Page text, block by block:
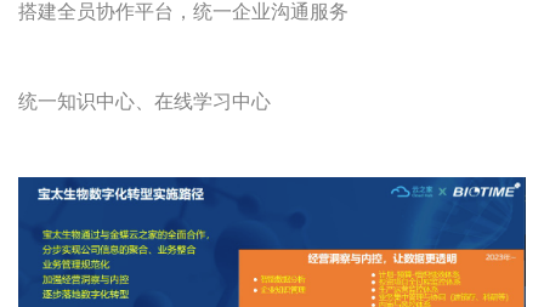
搭建全员协作平台，统一企业沟通服务
统一知识中心、在线学习中心